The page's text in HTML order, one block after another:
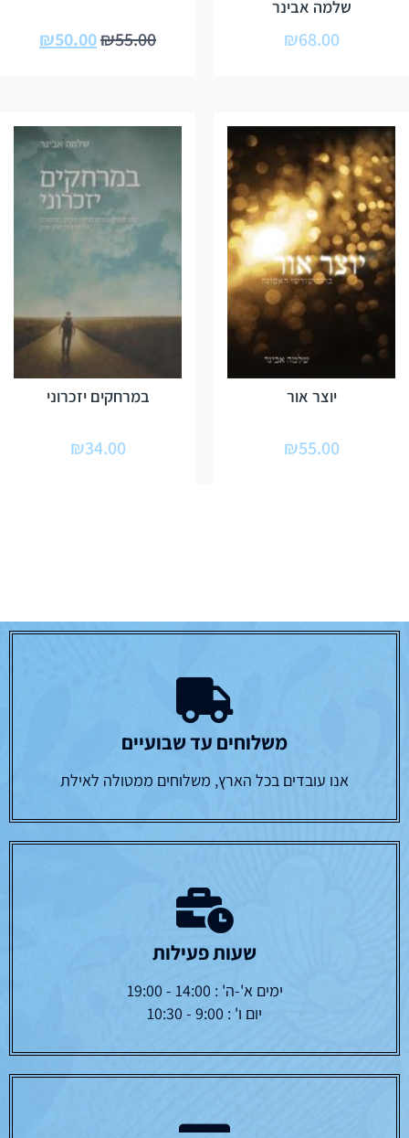
שלמה אבינר
₪68.00
₪55.00
₪50.00
יוצר אור
₪55.00
במרחקים יזכרוני
₪34.00
משלוחים עד שבועיים
אנו עובדים בכל הארץ, משלוחים ממטולה לאילת
שעות פעילות
ימים א'-ה' : 14:00 - 19:00
יום ו' : 9:00 - 10:30